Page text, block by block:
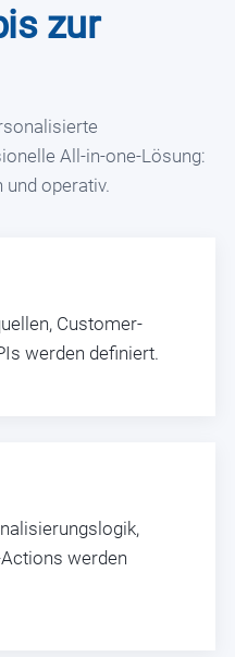
zur
All-in-one-Lösung:
operativ.
Customer-
werden definiert.
werden